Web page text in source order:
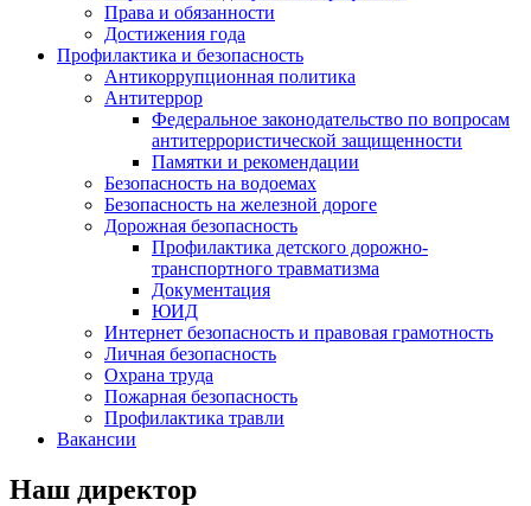
Права и обязанности
Достижения года
Профилактика и безопасность
Антикоррупционная политика
Антитеррор
Федеральное законодательство по вопросам
антитеррористической защищенности
Памятки и рекомендации
Безопасность на водоемах
Безопасность на железной дороге
Дорожная безопасность
Профилактика детского дорожно-
транспортного травматизма
Документация
ЮИД
Интернет безопасность и правовая грамотность
Личная безопасность
Охрана труда
Пожарная безопасность
Профилактика травли
Вакансии
Наш директор